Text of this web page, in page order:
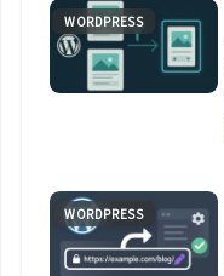
WORDPRESS
WORDPRESS